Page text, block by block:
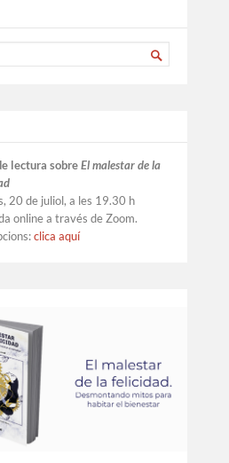

lectura sobreEl malestar de la
20 de juliol, a les 19.30 h
online a través de Zoom.
clica aquí